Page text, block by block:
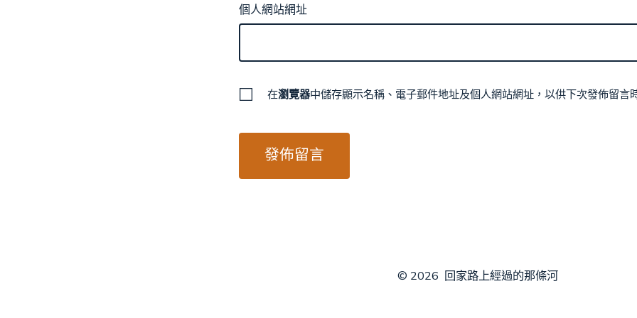
個人網站網址
在瀏覽器中儲存顯示名稱、電子郵件地址及個人網站網址，以供下次發佈留言
© 2026 回家路上經過的那條河